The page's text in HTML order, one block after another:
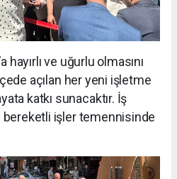
hayırlı ve uğurlu olmasını
açılan her yeni işletme
katkı sunacaktır. İş
işler temennisinde